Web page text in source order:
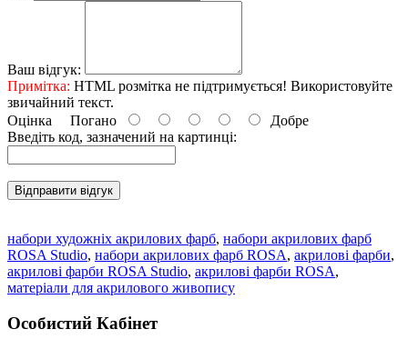
Ваш відгук:
Примітка: HTML розмітка не підтримується! Використовуйте
звичайний текст.
Оцінка Погано
Добре
Введіть код, зазначений на картинці:
Відправити відгук
набори художніх акрилових фарб, набори акрилових фарб
ROSA Studio, набори акрилових фарб ROSA, акрилові фарби,
акрилові фарби ROSA Studio, акрилові фарби ROSA,
матеріали для акрилового живопису
Особистий Кабінет